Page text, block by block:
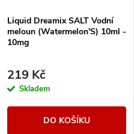
Liquid Dreamix SALT Vodní
meloun (Watermelon'S) 10ml -
10mg
219 Kč
Skladem
DO KOŠÍKU